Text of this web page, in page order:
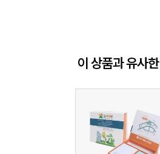
이 상품과 유사한